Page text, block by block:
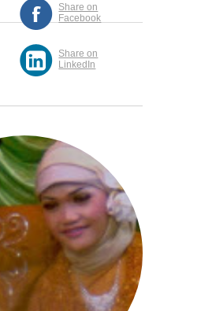
Share on
Facebook
Share on
LinkedIn